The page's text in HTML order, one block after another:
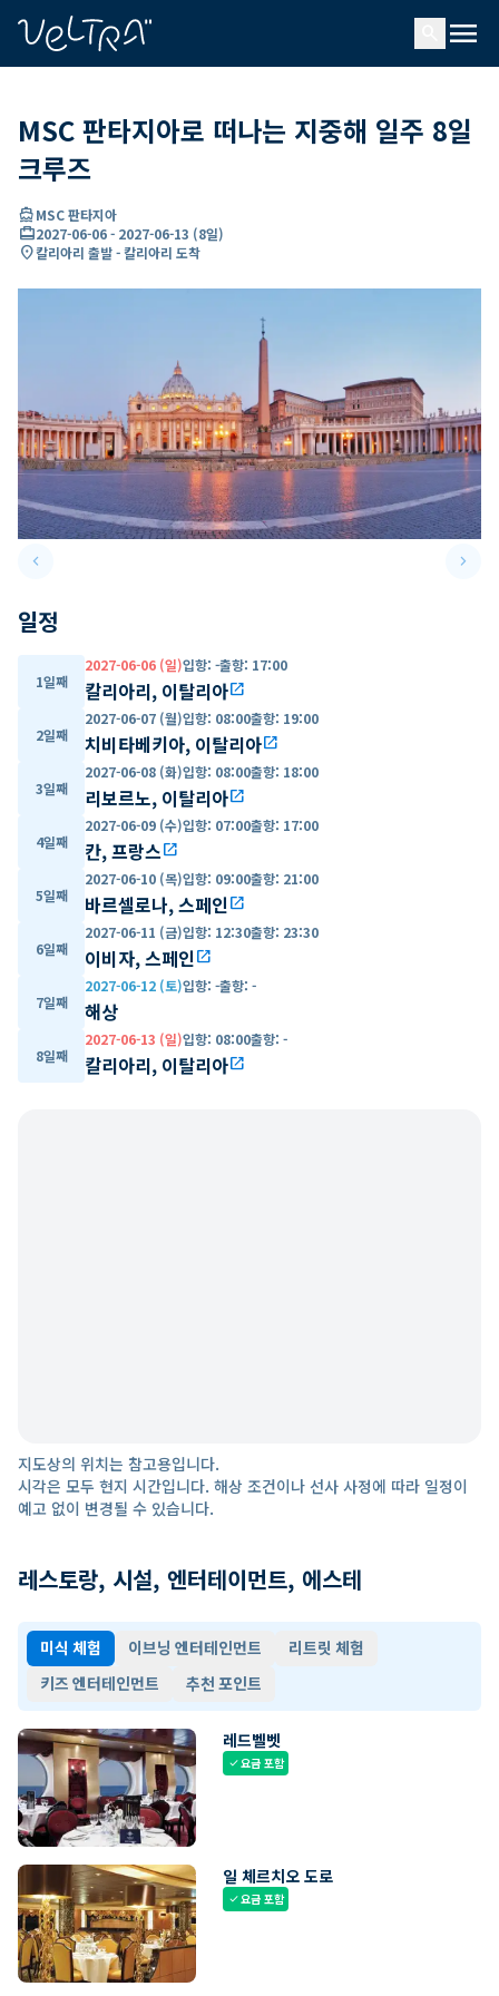
menu
MSC 판타지아로 떠나는 지중해 일주 8일
크루즈
directions_boatMSC 판타지아
card_travel2027-06-06- 2027-06-13 (8일)
location_on칼리아리 출발 - 칼리아리 도착
keyboard_arrow_leftPrevious slide keyboard_arrow_right
일정
1일째
2027-06-06 (일)입항: -출항: 17:00
칼리아리, 이탈리아open_in_new
2일째
2027-06-07 (월)입항: 08:00출항: 19:00
치비타베키아, 이탈리아open_in_new
3일째
2027-06-08 (화)입항: 08:00출항: 18:00
리보르노, 이탈리아open_in_new
4일째
2027-06-09 (수)입항: 07:00출항: 17:00
칸, 프랑스open_in_new
5일째
2027-06-10 (목)입항: 09:00출항: 21:00
바르셀로나, 스페인open_in_new
6일째
2027-06-11 (금)입항: 12:30출항: 23:30
이비자, 스페인open_in_new
7일째
2027-06-12 (토)입항: -출항: -
해상
8일째
2027-06-13 (일)입항: 08:00출항: -
칼리아리, 이탈리아open_in_new
지도상의 위치는 참고용입니다.
시각은 모두 현지 시간입니다. 해상 조건이나 선사 사정에 따라 일정이
예고 없이 변경될 수 있습니다.
레스토랑, 시설, 엔터테이먼트, 에스테
미식 체험 이브닝 엔터테인먼트
리트릿 체험
키즈 엔터테인먼트
추천 포인트
레드벨벳
check요금 포함
일 체르치오 도로
check요금 포함